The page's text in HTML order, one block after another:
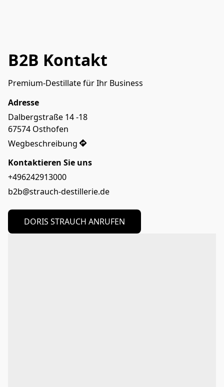
B2B Kontakt
Premium-Destillate für Ihr Business
Adresse
Dalbergstraße 14 -18
67574 Osthofen
Wegbeschreibung
Kontaktieren Sie uns
+496242913000
b2b@strauch-destillerie.de
DORIS STRAUCH ANRUFEN